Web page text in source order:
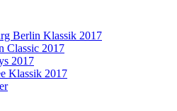
Berlin Klassik 2017
Classic 2017
2017
Klassik 2017